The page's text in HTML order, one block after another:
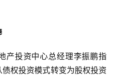
产投资中心总经理李振鹏指
权投资模式转变为股权投资